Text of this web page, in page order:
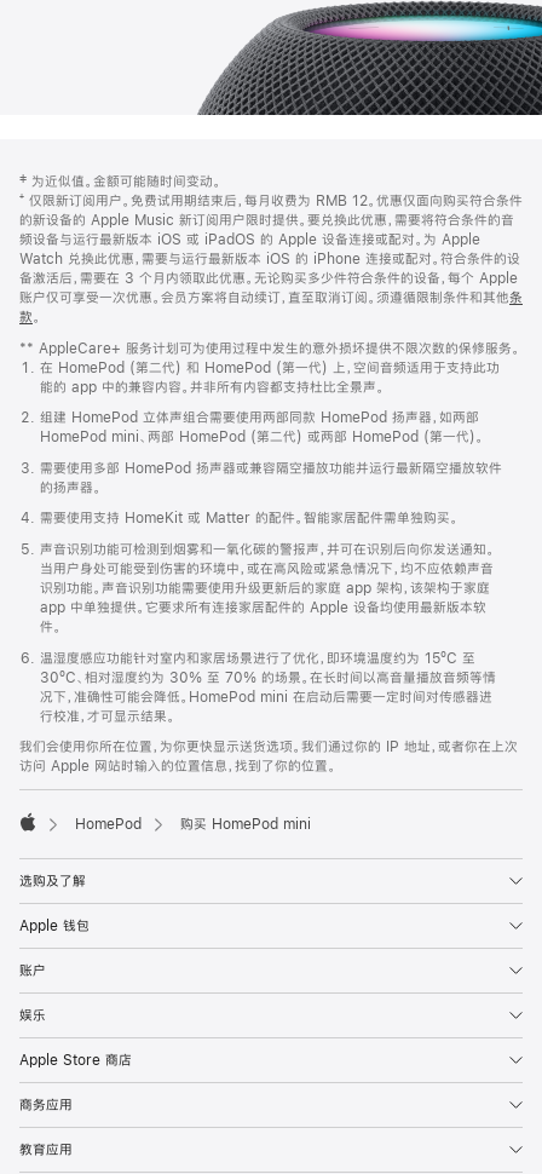
页
页
脚
注
‡ 为近似值。金额可能随时间变动。
⁺ 仅限新订阅用户。免费试用期结束后，每月收费为 RMB 12。优惠仅面向购买符合条件
的新设备的 Apple Music 新订阅用户限时提供。要兑换此优惠，需要将符合条件的音
频设备与运行最新版本 iOS 或 iPadOS 的 Apple 设备连接或配对。为 Apple
Watch 兑换此优惠，需要与运行最新版本 iOS 的 iPhone 连接或配对。符合条件的设
备激活后，需要在 3 个月内领取此优惠。无论购买多少件符合条件的设备，每个 Apple
账户仅可享受一次优惠。会员方案将自动续订，直至取消订阅。须遵循限制条件和其他条
款。
窗
口
中
打
开)
** AppleCare+ 服务计划可为使用过程中发生的意外损坏提供不限次数的保修服务。
在 HomePod (第二代) 和 HomePod (第一代) 上，空间音频适用于支持此功
能的 app 中的兼容内容。并非所有内容都支持杜比全景声。
组建 HomePod 立体声组合需要使用两部同款 HomePod 扬声器，如两部
HomePod mini、两部 HomePod (第二代) 或两部 HomePod (第一代)。
需要使用多部 HomePod 扬声器或兼容隔空播放功能并运行最新隔空播放软件
的扬声器。
需要使用支持 HomeKit 或 Matter 的配件。智能家居配件需单独购买。
声音识别功能可检测到烟雾和一氧化碳的警报声，并可在识别后向你发送通知。
当用户身处可能受到伤害的环境中，或在高风险或紧急情况下，均不应依赖声音
识别功能。声音识别功能需要使用升级更新后的家庭 app 架构，该架构于家庭
app 中单独提供。它要求所有连接家居配件的 Apple 设备均使用最新版本软
件。
温湿度感应功能针对室内和家居场景进行了优化，即环境温度约为 15ºC 至
30ºC、相对湿度约为 30% 至 70% 的场景。在长时间以高音量播放音频等情
况下，准确性可能会降低。HomePod mini 在启动后需要一定时间对传感器进
行校准，才可显示结果。
我们会使用你所在位置，为你更快显示送货选项。我们通过你的 IP 地址，或者你在上次
访问 Apple 网站时输入的位置信息，找到了你的位置。
HomePod 购买 HomePod mini
选购及了解
Apple 钱包
账户
娱乐
Apple Store 商店
商务应用
教育应用